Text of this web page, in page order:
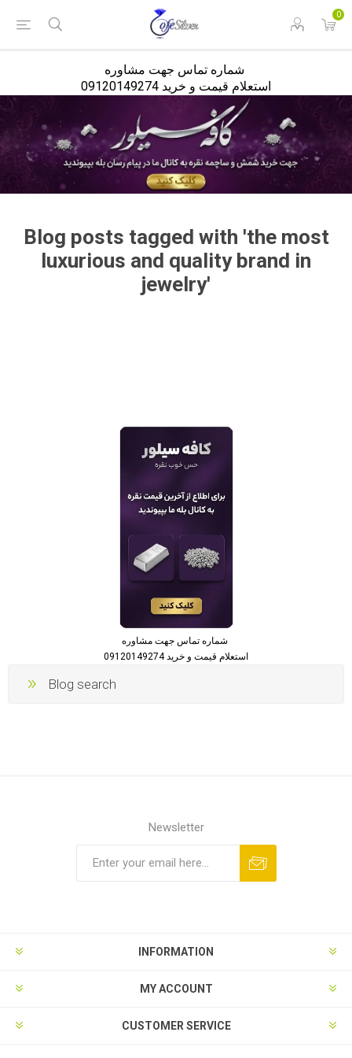
0
استعلام قیمت و خرید 09120149274
Blog posts tagged with 'the most
luxurious and quality brand in
jewelry'
استعلام قیمت و خرید 09120149274
Blog search
Newsletter
INFORMATION
MY ACCOUNT
CUSTOMER SERVICE